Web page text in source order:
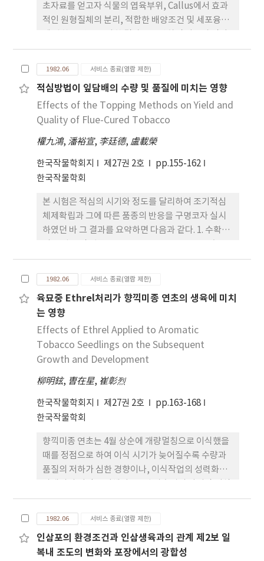
까지의 일수가 짧아 무적심보다 착화측지수가 적었
고, 측지장이 짧아 주당 구화수가 적었으며 100구화
초자료를 얻고자 식물의 엽육부위, Callus에서 효과
적인 원형질체의 분리, 적합한 배양조건 및 세포융합
1. 배양 융합조건에 적합한 식물원형질체의 분리 방법
은 여러 종류의 효소농도에 따라 다르지만 담배 및 완
두엽육 원형질체분리에는 Macerozyme 0.5%,
Cellulase 2.0%, KDS 0.5%, Mannitol 0.7M의 효
소용액에 처리시 활성 있는 원형질체를 얻을 수 있었
다. 2. 배양중인 담배 및 대두의 Callus로부터 원형질
쉽게 파괴되는 현상을 보여 양호한 원형질체를 얻을
수가 없었다. 3. 원형질체의 배양은 배양배지에
Plating할 경우 세포농도에 따라 차이가 있었으며
은 150Lux 12시간 광암처리후가 세포분열 및 증식이
가장 왕성하였다. 4. 세포융합은 PEG농도가 중요하
며 PEG 1500 0.33M에서 CaCl2농도가 높을수록 융
1982.06 서비스 종료(열람 제한)
적심방법이 잎담배의 수량 및 품질에 미치는 영향
Effects of the Topping Methods on Yield and
Quality of Flue-Cured Tobacco
權九鴻, 潘裕宣, 李廷德, 盧載榮
한국작물학회지 제27권 2호
pp.155-162
한국작물학회
본 시험은 적심의 시기와 정도를 달리하여 조기적심
체제확립과 그에 따른 품종의 반응을 구명코자 실시
하였던 바 그 결과를 요약하면 다음과 같다. 1. 수확기
로 컸고, 조기 천지할수록 길었으며, 주당엽면적 및
생엽중은 By 104, 조기 천지인 경우에 컸다. 2. 발뢰기
적심은 만기적심에 비하여 본 상엽의 엽장, 엽폭, 엽
면적이 커서 증수되었다. 3. 엽면상대조도는 Va 115
품종에서 높았고 By 104는 낮았으며 만적일수록 수
광상태가 좋았다. 4. 니코틴함량은 조기, 심지일수록
전질소는 조적일수록 전당함량은 Nc 2326, 만적일
수록 높았다. 5. 수량은 By 104, 발뢰기 추엽1매 적심
며, 대금은 3개 품종 공히 발뢰기 추엽1매 적심구가
높았다.
1982.06 서비스 종료(열람 제한)
육묘중 Ethrel처리가 향끽미종 연초의 생육에 미치
는 영향
Effects of Ethrel Applied to Aromatic
Tobacco Seedlings on the Subsequent
Growth and Development
柳明鉉, 曺在星, 崔彰烈
한국작물학회지 제27권 2호
pp.163-168
한국작물학회
향끽미종 연초는 4월 상순에 개량멀칭으로 이식했을
때를 정점으로 하여 이식 시기가 늦어질수록 수량과
품질의 저하가 심한 경향이나, 이식작업의 성력화와
이 바람직하다. 나지작 이식을 위한 관행 묘와 관행묘
보다 20일 조기 파종한 묘에 농도(0, 500,
1,000ppm)와 시기(4-5, 7-8매기)를 달리하여
ethrel을 처리한 후 동일시기에 이식하여 나지작 재
배의 실용성을 검토한 결과, 1. 500ppm의 에스렐 1
1982.06 서비스 종료(열람 제한)
인삼포의 환경조건과 인삼생육과의 관계 제2보 일
복내 조도의 변화와 포장에서의 광합성